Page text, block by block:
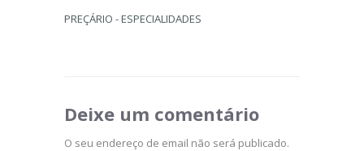
PREÇÁRIO - ESPECIALIDADES
Deixe um comentário
O seu endereço de email não será publicado.